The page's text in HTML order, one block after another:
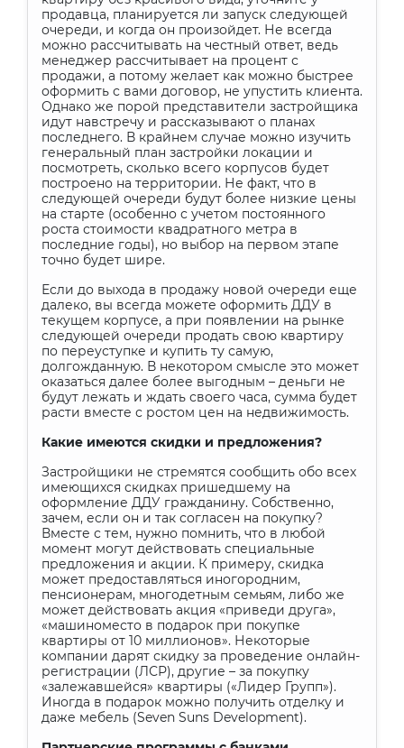
продавца, планируется ли запуск следующей
очереди, и когда он произойдет. Не всегда
можно рассчитывать на честный ответ, ведь
менеджер рассчитывает на процент с
продажи, а потому желает как можно быстрее
оформить с вами договор, не упустить клиента.
Однако же порой представители застройщика
идут навстречу и рассказывают о планах
последнего. В крайнем случае можно изучить
генеральный план застройки локации и
посмотреть, сколько всего корпусов будет
построено на территории. Не факт, что в
следующей очереди будут более низкие цены
на старте (особенно с учетом постоянного
роста стоимости квадратного метра в
последние годы), но выбор на первом этапе
точно будет шире.
Если до выхода в продажу новой очереди еще
далеко, вы всегда можете оформить ДДУ в
текущем корпусе, а при появлении на рынке
следующей очереди продать свою квартиру
по переуступке и купить ту самую,
долгожданную. В некотором смысле это может
оказаться далее более выгодным – деньги не
будут лежать и ждать своего часа, сумма будет
расти вместе с ростом цен на недвижимость.
Какие имеются скидки и предложения?
Застройщики не стремятся сообщить обо всех
имеющихся скидках пришедшему на
оформление ДДУ гражданину. Собственно,
зачем, если он и так согласен на покупку?
Вместе с тем, нужно помнить, что в любой
момент могут действовать специальные
предложения и акции. К примеру, скидка
может предоставляться иногородним,
пенсионерам, многодетным семьям, либо же
может действовать акция «приведи друга»,
«машиноместо в подарок при покупке
квартиры от 10 миллионов». Некоторые
компании дарят скидку за проведение онлайн-
регистрации (ЛСР), другие – за покупку
«залежавшейся» квартиры («Лидер Групп»).
Иногда в подарок можно получить отделку и
даже мебель (Seven Suns Development).